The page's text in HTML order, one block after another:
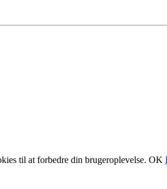
til at forbedre din brugeroplevelse. OK